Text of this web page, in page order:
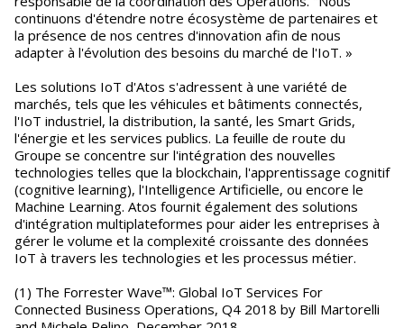
continuons d'étendre notre écosystème de partenaires et
la présence de nos centres d'innovation afin de nous
adapter à l'évolution des besoins du marché de l'IoT. »
Les solutions IoT d'Atos s'adressent à une variété de
marchés, tels que les véhicules et bâtiments connectés,
l'IoT industriel, la distribution, la santé, les Smart Grids,
l'énergie et les services publics. La feuille de route du
Groupe se concentre sur l'intégration des nouvelles
technologies telles que la blockchain, l'apprentissage cognitif
(cognitive learning), l'Intelligence Artificielle, ou encore le
Machine Learning. Atos fournit également des solutions
d'intégration multiplateformes pour aider les entreprises à
gérer le volume et la complexité croissante des données
IoT à travers les technologies et les processus métier.
(1) The Forrester Wave™: Global IoT Services For
Connected Business Operations, Q4 2018 by Bill Martorelli